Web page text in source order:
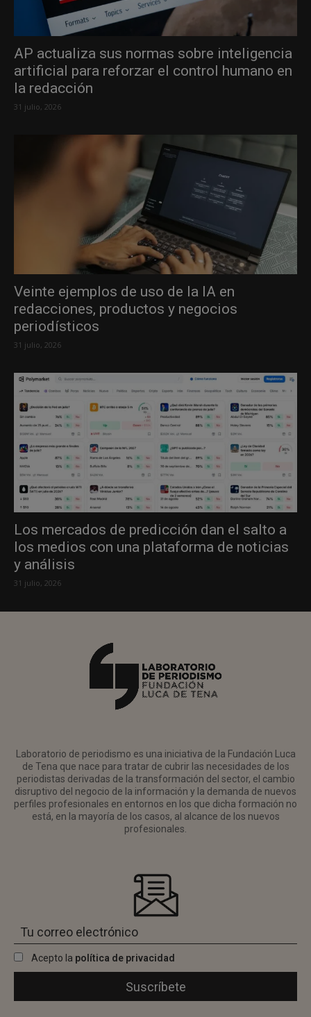
AP actualiza sus normas sobre inteligencia
artificial para reforzar el control humano en
la redacción
31 julio, 2026
Veinte ejemplos de uso de la IA en
redacciones, productos y negocios
periodísticos
31 julio, 2026
Los mercados de predicción dan el salto a
los medios con una plataforma de noticias
y análisis
31 julio, 2026
Laboratorio de periodismo es una iniciativa de la Fundación Luca
de Tena que nace para tratar de cubrir las necesidades de los
periodistas derivadas de la transformación del sector, el cambio
disruptivo del negocio de la información y la demanda de nuevos
perfiles profesionales en entornos en los que dicha formación no
está, en la mayoría de los casos, al alcance de los nuevos
profesionales.
Acepto la política de privacidad